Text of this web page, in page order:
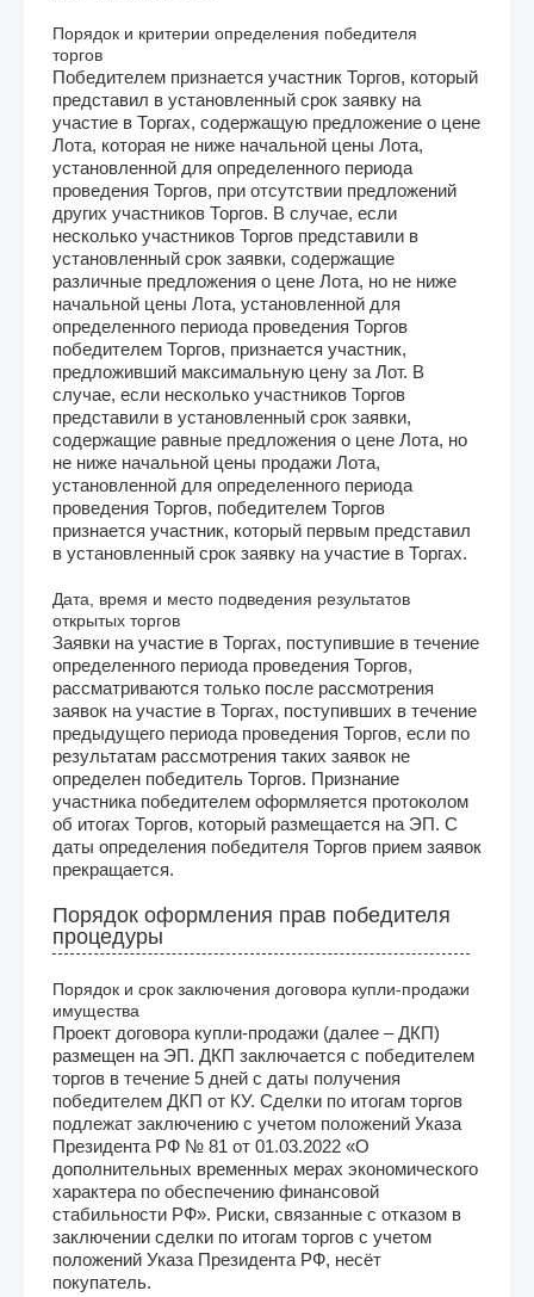
Порядок и критерии определения победителя
торгов
Победителем признается участник Торгов, который
представил в установленный срок заявку на
участие в Торгах, содержащую предложение о цене
Лота, которая не ниже начальной цены Лота,
установленной для определенного периода
проведения Торгов, при отсутствии предложений
других участников Торгов. В случае, если
несколько участников Торгов представили в
установленный срок заявки, содержащие
различные предложения о цене Лота, но не ниже
начальной цены Лота, установленной для
определенного периода проведения Торгов
победителем Торгов, признается участник,
предложивший максимальную цену за Лот. В
случае, если несколько участников Торгов
представили в установленный срок заявки,
содержащие равные предложения о цене Лота, но
не ниже начальной цены продажи Лота,
установленной для определенного периода
проведения Торгов, победителем Торгов
признается участник, который первым представил
в установленный срок заявку на участие в Торгах.
Дата, время и место подведения результатов
открытых торгов
Заявки на участие в Торгах, поступившие в течение
определенного периода проведения Торгов,
рассматриваются только после рассмотрения
заявок на участие в Торгах, поступивших в течение
предыдущего периода проведения Торгов, если по
результатам рассмотрения таких заявок не
определен победитель Торгов. Признание
участника победителем оформляется протоколом
об итогах Торгов, который размещается на ЭП. С
даты определения победителя Торгов прием заявок
прекращается.
Порядок оформления прав победителя
процедуры
Порядок и срок заключения договора купли-продажи
имущества
Проект договора купли-продажи (далее – ДКП)
размещен на ЭП. ДКП заключается с победителем
торгов в течение 5 дней с даты получения
победителем ДКП от КУ. Сделки по итогам торгов
подлежат заключению с учетом положений Указа
Президента РФ № 81 от 01.03.2022 «О
дополнительных временных мерах экономического
характера по обеспечению финансовой
стабильности РФ». Риски, связанные с отказом в
заключении сделки по итогам торгов с учетом
положений Указа Президента РФ, несёт
покупатель.